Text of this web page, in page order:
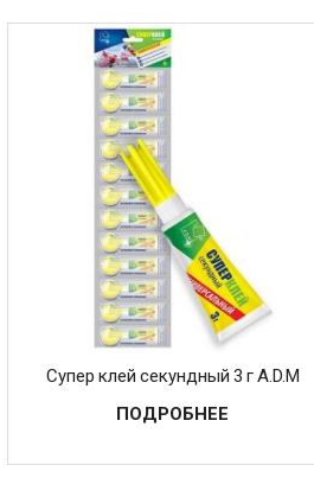
Супер клей секундный 3 г A.D.M
ПОДРОБНЕЕ